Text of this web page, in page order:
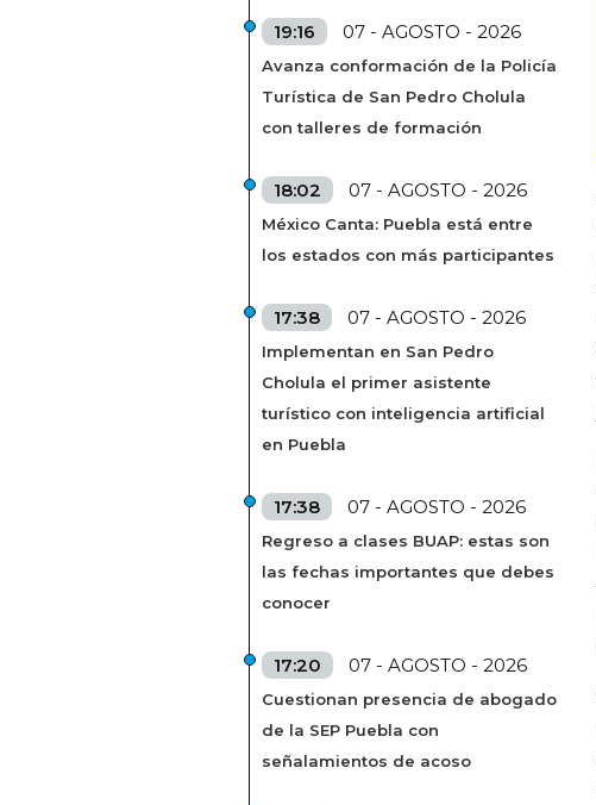
19:16 07 - AGOSTO - 2026
Avanza conformación de la Policía
Turística de San Pedro Cholula
con talleres de formación
18:02 07 - AGOSTO - 2026
México Canta: Puebla está entre
los estados con más participantes
17:38 07 - AGOSTO - 2026
Implementan en San Pedro
Cholula el primer asistente
turístico con inteligencia artificial
en Puebla
17:38 07 - AGOSTO - 2026
Regreso a clases BUAP: estas son
las fechas importantes que debes
conocer
17:20 07 - AGOSTO - 2026
Cuestionan presencia de abogado
de la SEP Puebla con
señalamientos de acoso